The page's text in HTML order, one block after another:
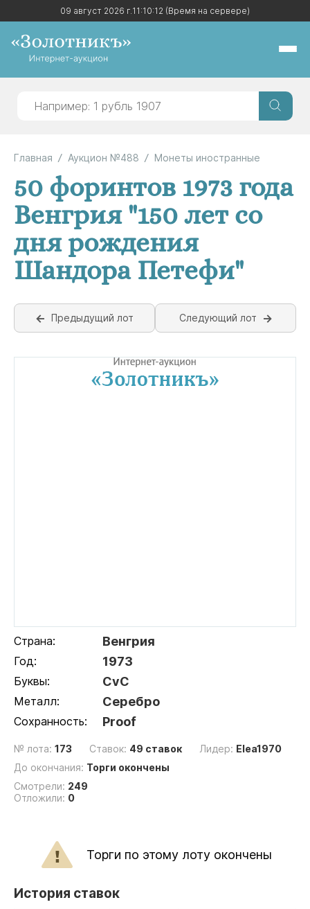
09 август 2026 г.11:10:12 (Время на сервере)
09 август 2026 г.11:10:12 (Время на сервере)
Главная Аукцион №488 Монеты иностранные
50 форинтов 1973 года
Венгрия "150 лет со
дня рождения
Шандора Петефи"
Предыдущий лот Следующий лот
Страна: Венгрия
Год: 1973
Буквы: CvC
Металл: Серебро
Сохранность: Proof
№ лота: 173 Ставок: 49 ставок Лидер: Elea1970
До окончания: Торги окончены
Смотрели: 249
Отложили: 0
Торги по этому лоту окончены
История ставок